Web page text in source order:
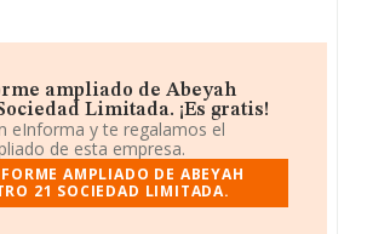
ampliado de Abeyah
Limitada. ¡Es gratis!
eInforma y te regalamos el
de esta empresa.
AMPLIADO DE ABEYAH
21 SOCIEDAD LIMITADA.